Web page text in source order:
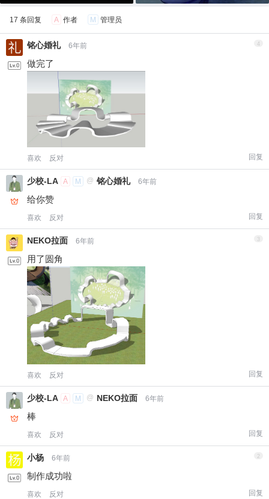
17 条回复 A 作者 M 管理员
铭心婚礼 6年前 4
做完了
喜欢 反对 回复
少校-LA A M @ 铭心婚礼 6年前
给你赞
喜欢 反对 回复
NEKO拉面 6年前 3
用了圆角
喜欢 反对 回复
少校-LA A M @ NEKO拉面 6年前
棒
喜欢 反对 回复
小杨 6年前 2
制作成功啦
喜欢 反对 回复